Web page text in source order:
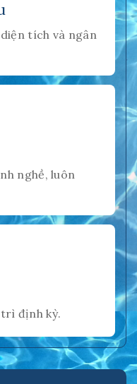
tích và ngân
nghề, luôn
trì định kỳ.